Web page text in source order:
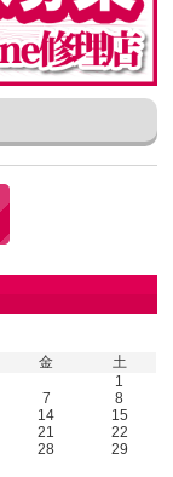
金
土
1
7
8
14
15
21
22
28
29